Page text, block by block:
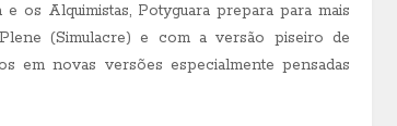
os Alquimistas, Potyguara prepara para mais
(Simulacre) e com a versão piseiro de
em novas versões especialmente pensadas